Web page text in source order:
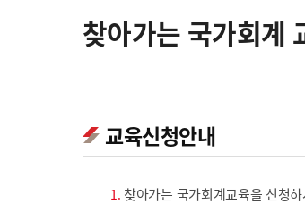
찾아가는 국가회계
교육신청안내
찾아가는 국가회계교육을 신청